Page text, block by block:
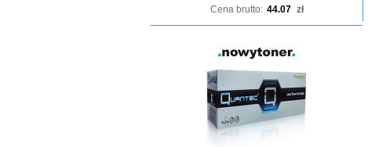
Cena brutto: 44.07 zł